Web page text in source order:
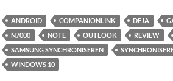
ANDROID COMPANIONLINK DEJA
N7000
NOTE OUTLOOK REVIEW
SAMSUNG SYNCHRONISEREN
WINDOWS 10